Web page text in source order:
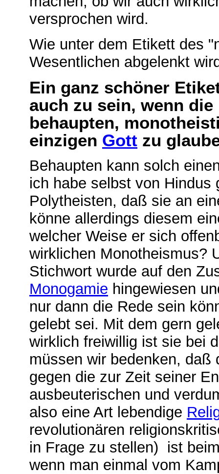
versprochen wird.
Wie unter dem Etikett des
Wesentlichen abgelenkt
Ein ganz schöner
auch zu sein, wenn
behaupten,
einzigen Gott zu
Behaupten kann solch
ich habe selbst von
Polytheisten, daß sie an
könne allerdings diesem
welcher Weise er sich
wirklichen Monotheismus?
Stichwort wurde auf den
Monogamie hingewiesen
nur dann die Rede sein
gelebt sei. Mit dem gern
wirklich freiwillig ist sie bei
müssen wir bedenken, daß
gegen die zur Zeit seiner
ausbeuterischen und
also eine Art lebendige
revolutionären
in Frage zu stellen) ist
wenn man einmal vom